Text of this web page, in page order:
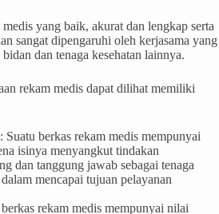
yang baik, akurat dan lengkap serta
sangat dipengaruhi oleh kerjasama yang
dan tenaga kesehatan lainnya.
rekam medis dapat dilihat memiliki
: Suatu berkas rekam medis mempunyai
isinya menyangkut tindakan
dan tanggung jawab sebagai tenaga
mencapai tujuan pelayanan
rekam medis mempunyai nilai